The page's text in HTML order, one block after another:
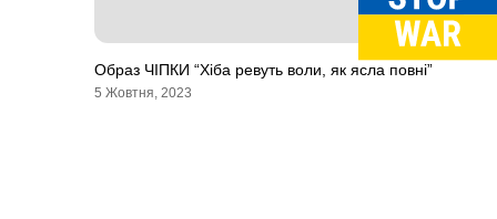
Образ ЧІПКИ “Хіба ревуть воли, як ясла повні”
5 Жовтня, 2023